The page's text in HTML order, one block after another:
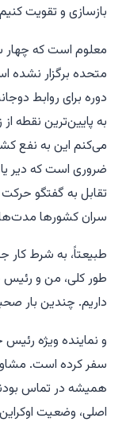
بازسازی و تقویت
معلوم است که چهار
متحده برگزار نشده
دوره برای روابط
به پایین‌ترین نقطه
می‌کنم این به نفع
ضروری است که دیر یا
تقابل به گفتگو
سران کشورها مدت‌ها
طبیعتاً، به شرط
طور کلی، من و
داریم. چندین بار
و نماینده ویژه
سفر کرده است.
همیشه در تماس
اصلی، وضعیت